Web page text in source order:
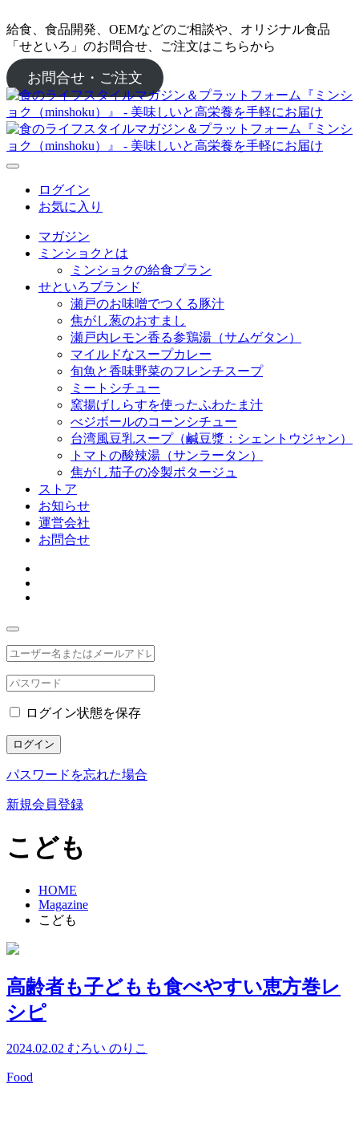
給食、食品開発、OEMなどのご相談や、オリジナル食品
「せといろ」のお問合せ、ご注文はこちらから
お問合せ・ご注文
ログイン
お気に入り
マガジン
ミンショクとは
ミンショクの給食プラン
せといろブランド
瀬戸のお味噌でつくる豚汁
焦がし葱のおすまし
瀬戸内レモン香る参鶏湯（サムゲタン）
マイルドなスープカレー
旬魚と香味野菜のフレンチスープ
ミートシチュー
窯揚げしらすを使ったふわたま汁
べジボールのコーンシチュー
台湾風豆乳スープ（鹹豆漿：シェントウジャン）
トマトの酸辣湯（サンラータン）
焦がし茄子の冷製ポタージュ
ストア
お知らせ
運営会社
お問合せ
ログイン状態を保存
ログイン
パスワードを忘れた場合
新規会員登録
こども
HOME
Magazine
こども
高齢者も子どもも食べやすい恵方巻レ
シピ
2024.02.02 むろい のりこ
Food